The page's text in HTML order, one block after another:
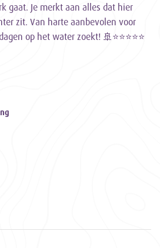
gaat. Je merkt aan alles dat hier
zit. Van harte aanbevolen voor
op het water zoekt! 🚢⭐️⭐️⭐️⭐️⭐️